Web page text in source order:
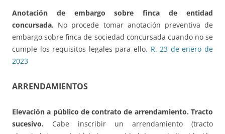
Anotación de embargo sobre finca de entidad
concursada. No procede tomar anotación preventiva de
embargo sobre finca de sociedad concursada cuando no se
cumple los requisitos legales para ello. R. 23 de enero de
2023
ARRENDAMIENTOS
Elevación a público de contrato de arrendamiento. Tracto
sucesivo. Cabe inscribir un arrendamiento (tracto